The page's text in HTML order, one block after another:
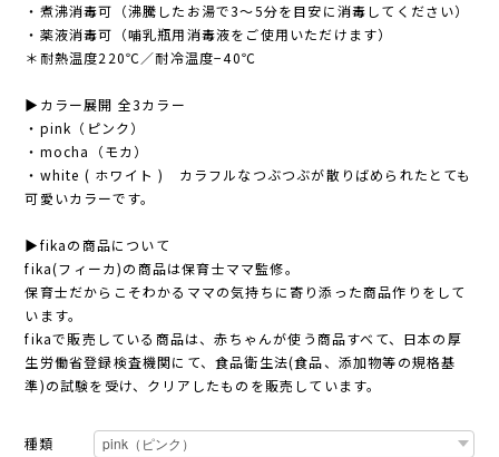
・煮沸消毒可（沸騰したお湯で3〜5分を目安に消毒してください）
・薬液消毒可（哺乳瓶用消毒液をご使用いただけます）
＊耐熱温度220℃／耐冷温度−40℃
▶︎カラー展開 全3カラー
・pink（ピンク）
・mocha（モカ）
・white ( ホワイト ) カラフルなつぶつぶが散りばめられたとても
可愛いカラーです。
▶︎fikaの商品について
fika(フィーカ)の商品は保育士ママ監修。
保育士だからこそわかるママの気持ちに寄り添った商品作りをして
います。
fikaで販売している商品は、赤ちゃんが使う商品すべて、日本の厚
生労働省登録検査機関にて、食品衛生法(食品、添加物等の規格基
準)の試験を受け、クリアしたものを販売しています。
種類